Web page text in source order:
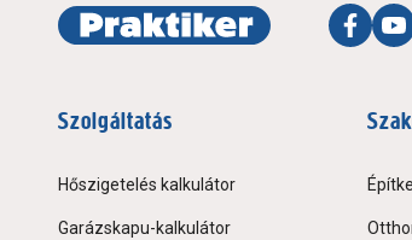
Szolgáltatás
Hőszigetelés kalkulátor
Garázskapu-kalkulátor